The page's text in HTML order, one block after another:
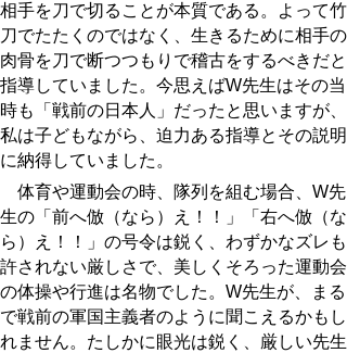
相手を刀で切ることが本質である。よって竹
刀でたたくのではなく、生きるために相手の
肉骨を刀で断つつもりで稽古をするべきだと
指導していました。今思えばW先生はその当
時も「戦前の日本人」だったと思いますが、
私は子どもながら、迫力ある指導とその説明
に納得していました。
体育や運動会の時、隊列を組む場合、W先
生の「前へ倣（なら）え！！」「右へ倣（な
ら）え！！」の号令は鋭く、わずかなズレも
許されない厳しさで、美しくそろった運動会
の体操や行進は名物でした。W先生が、まる
で戦前の軍国主義者のように聞こえるかもし
れません。たしかに眼光は鋭く、厳しい先生